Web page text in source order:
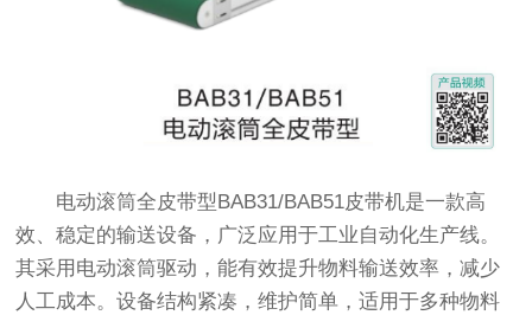
电动滚筒全皮带型BAB31/BAB51皮带机是一款高
效、稳定的输送设备，广泛应用于工业自动化生产线。
其采用电动滚筒驱动，能有效提升物料输送效率，减少
人工成本。设备结构紧凑，维护简单，适用于多种物料